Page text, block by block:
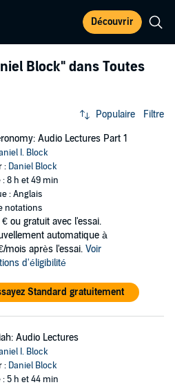
Découvrir
Block" dans Toutes
Populaire Filtre
Audio Lectures Part 1
I. Block
: Daniel Block
: 8 h et 49 min
: Anglais
notations
€ ou gratuit avec l'essai.
automatique à
mois après l'essai. Voir
d'éligibilité
Standard gratuitement
Audio Lectures
I. Block
: Daniel Block
: 5 h et 44 min